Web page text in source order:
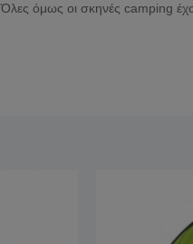
Όλες όμως οι σκηνές camping